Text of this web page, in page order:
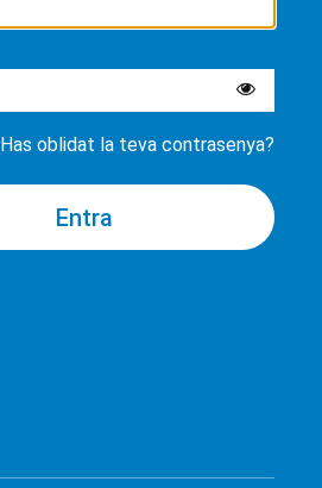
Has oblidat la teva contrasenya?